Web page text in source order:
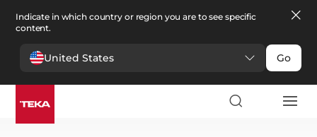
Indicate in which country or region you are to see specific
content.
United States Go